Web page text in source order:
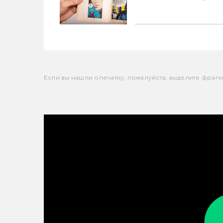
Если вы нашли опечатку, пожалуйста, выделите